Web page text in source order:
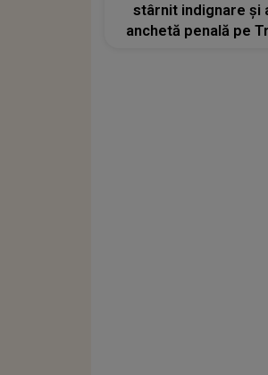
stârnit indignare și
anchetă penală pe